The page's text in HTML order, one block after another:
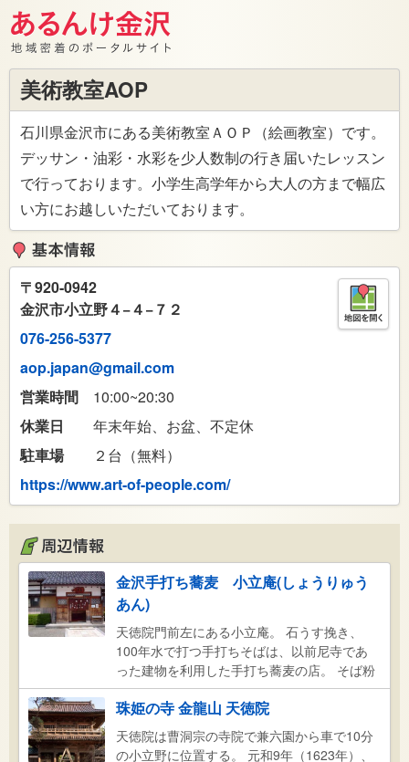
美術教室AOP
石川県金沢市にある美術教室ＡＯＰ（絵画教室）です。
デッサン・油彩・水彩を少人数制の行き届いたレッスン
で行っております。小学生高学年から大人の方まで幅広
い方にお越しいただいております。
〒920-0942
金沢市小立野４−４−７２
076-256-5377
aop.japan@gmail.com
営業時間
10:00~20:30
休業日
年末年始、お盆、不定休
駐車場
２台（無料）
https://www.art-of-people.com/
金沢手打ち蕎麦 小立庵(しょうりゅう
あん)
天徳院門前左にある小立庵。 石うす挽き、
100年水で打つ手打ちそばは、以前尼寺であ
った建物を利用した手打ち蕎麦の店。 そば粉
は自店で石臼挽きした二八そば!! そば粉は地
元白山、山麗鳥越産を使用しています。 水は
地下に一世紀眠っていた百年水(天然水)を使
用しております。 手打ち、地元そば粉、百年
珠姫の寺 金龍山 天徳院
天徳院は曹洞宗の寺院で兼六園から車で10分
の小立野に位置する。 元和9年（1623年）、